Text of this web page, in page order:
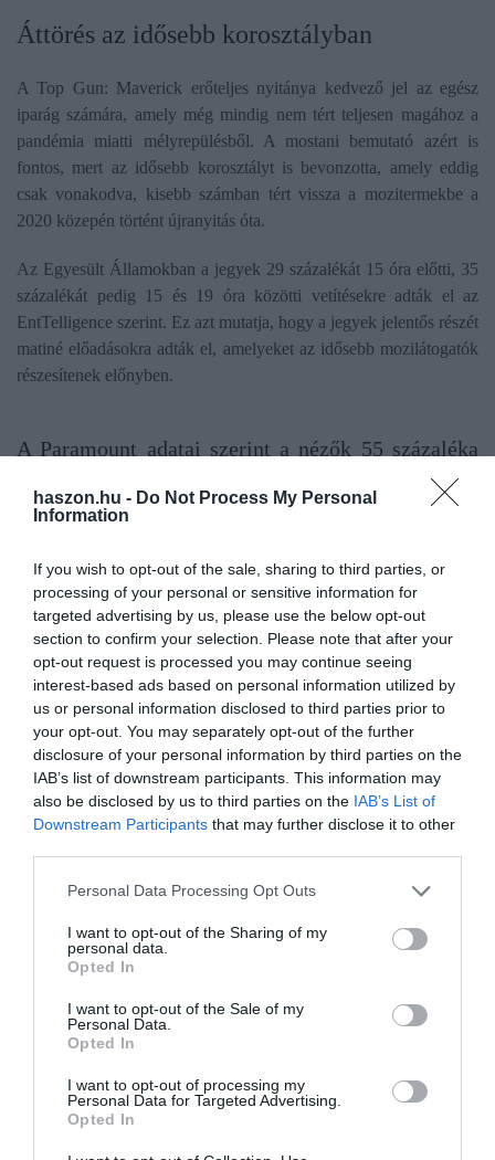
haszon.hu - Do Not Process My Personal
Information
If you wish to opt-out of the sale, sharing to third parties, or
processing of your personal or sensitive information for
targeted advertising by us, please use the below opt-out
section to confirm your selection. Please note that after your
opt-out request is processed you may continue seeing
interest-based ads based on personal information utilized by
us or personal information disclosed to third parties prior to
your opt-out. You may separately opt-out of the further
disclosure of your personal information by third parties on the
IAB’s list of downstream participants. This information may
also be disclosed by us to third parties on the IAB’s List of
Downstream Participants that may further disclose it to other
Please note that this website/app uses one or more Google
not limited to your visit or usage behaviour. You may click to
grant or deny consent to Google and its third-party tags to
use your data for below specified purposes in below Google
consent section.
Personal Data Processing Opt Outs
I want to opt-out of the Sharing of my
personal data.
Opted In
I want to opt-out of the Sale of my
Personal Data.
Opted In
I want to opt-out of processing my
Personal Data for Targeted Advertising.
Opted In
Áttörés az idősebb korosztályban
A Top Gun: Maverick erőteljes nyitánya kedvező jel az egész
iparág számára, amely még mindig nem tért teljesen magához a
pandémia miatti mélyrepülésből. A mostani bemutató azért is
fontos, mert az idősebb korosztályt is bevonzotta, amely eddig
csak vonakodva, kisebb számban tért vissza a mozitermekbe a
2020 közepén történt újranyitás óta.
Az Egyesült Államokban a jegyek 29 százalékát 15 óra előtti, 35
százalékát pedig 15 és 19 óra közötti vetítésekre adták el az
EntTelligence szerint. Ez azt mutatja, hogy a jegyek jelentős részét
matiné előadásokra adták el, amelyeket az idősebb mozilátogatók
részesítenek előnyben.
A Paramount adatai szerint a nézők 55 százaléka
alatt 1986-ban.
nyitóhétvége mozi top gun tom cruise